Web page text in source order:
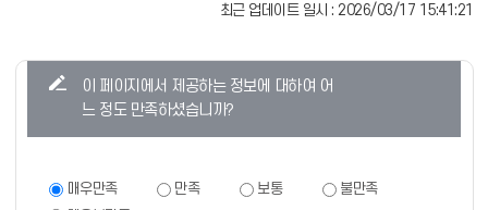
최근 업데이트 일시 : 2026/03/17 15:41:21
이 페이지에서 제공하는 정보에 대하여 어
느 정도 만족하셨습니까?
만 매우만족 만족 보통
불만족